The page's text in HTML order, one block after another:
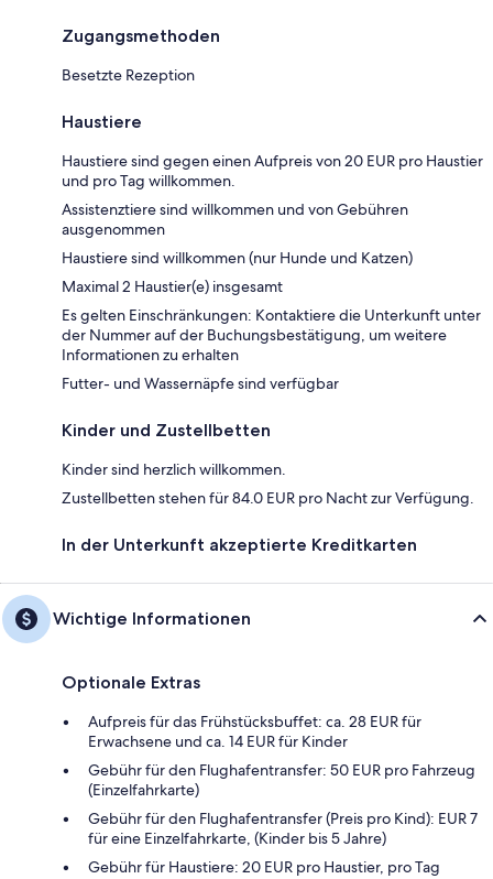
Zugangsmethoden
Besetzte Rezeption
Haustiere
Haustiere sind gegen einen Aufpreis von 20 EUR pro Haustier
und pro Tag willkommen.
Assistenztiere sind willkommen und von Gebühren
ausgenommen
Haustiere sind willkommen (nur Hunde und Katzen)
Maximal 2 Haustier(e) insgesamt
Es gelten Einschränkungen: Kontaktiere die Unterkunft unter
der Nummer auf der Buchungsbestätigung, um weitere
Informationen zu erhalten
Futter- und Wassernäpfe sind verfügbar
Kinder und Zustellbetten
Kinder sind herzlich willkommen.
Zustellbetten stehen für 84.0 EUR pro Nacht zur Verfügung.
In der Unterkunft akzeptierte Kreditkarten
Wichtige Informationen
Optionale Extras
Aufpreis für das Frühstücksbuffet: ca. 28 EUR für
Erwachsene und ca. 14 EUR für Kinder
Gebühr für den Flughafentransfer: 50 EUR pro Fahrzeug
(Einzelfahrkarte)
Gebühr für den Flughafentransfer (Preis pro Kind): EUR 7
für eine Einzelfahrkarte, (Kinder bis 5 Jahre)
Gebühr für Haustiere: 20 EUR pro Haustier, pro Tag